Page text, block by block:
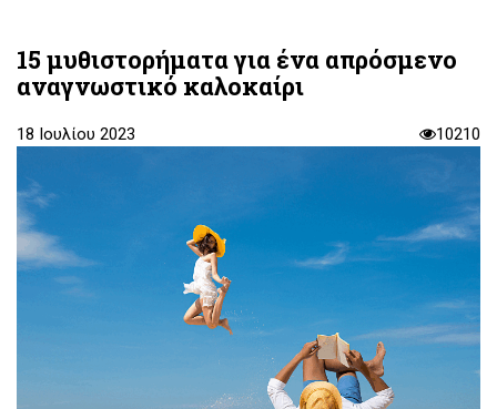
15 μυθιστορήματα για ένα απρόσμενο
αναγνωστικό καλοκαίρι
18 Ιουλίου 2023 10210